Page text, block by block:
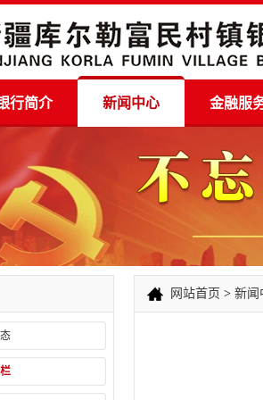
行简介 新闻中心 金融服
网站首页 > 新闻